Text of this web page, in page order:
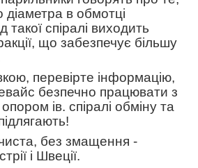
в обмотці
такої спіралі виходить
що забезпечує більшу
перевірте інформацію,
безпечно працювати з
ів. спіралі обміну та
чиста, без змащення -
і Швеції.